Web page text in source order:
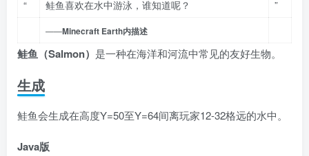
“ 鲑鱼喜欢在水中游泳，谁知道呢？ ”
——Minecraft Earth内描述
鲑鱼（Salmon） 是一种在海洋和河流中常见的友好生物。
生成
鲑鱼会生成在高度Y=50至Y=64间离玩家12-32格远的水中。
Java版